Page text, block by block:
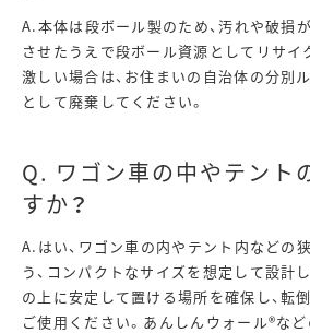
A.本体は段ボール製のため、汚れや破損
させたうえで段ボール資源としてリサイ
激しい場合は、お住まいの自治体の分別
として廃棄してください。
Q. ワゴン車の中やテント
すか？
A.はい、ワゴン車の内やテント内などの
う、コンパクトなサイズを想定して設計
の上に安定して置ける場所を確保し、転
ご使用ください。あんしんウォール®な